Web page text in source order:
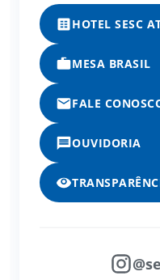
HOTEL SESC
MESA BRASIL
FALE
OUVIDORIA